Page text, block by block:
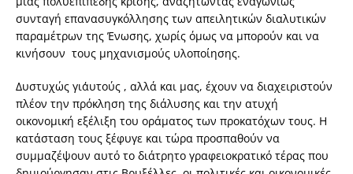
συνταγή επανασυγκόλλησης των απειλητικών διαλυτικών
παραμέτρων της Ένωσης, χωρίς όμως να μπορούν και να
κινήσουν τους μηχανισμούς υλοποίησης.
Δυστυχώς γι΄αυτούς , αλλά και μας, έχουν να διαχειριστούν
πλέον την πρόκληση της διάλυσης και την ατυχή
οικονομική εξέλιξη του οράματος των προκατόχων τους. Η
κατάσταση τους ξέφυγε και τώρα προσπαθούν να
συμμαζέψουν αυτό το διάτρητο γραφειοκρατικό τέρας που